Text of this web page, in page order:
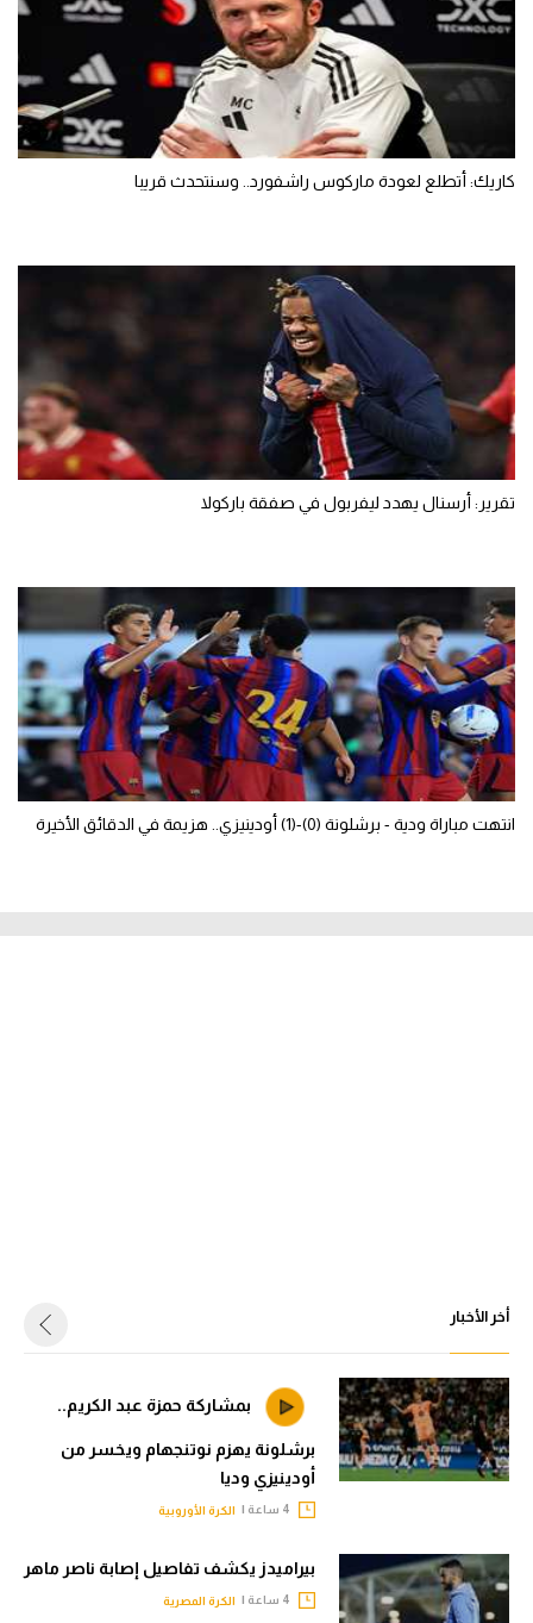
كاريك: أتطلع لعودة ماركوس راشفورد.. وسنتحدث قريبا
تقرير: أرسنال يهدد ليفربول في صفقة باركولا
انتهت مباراة ودية - برشلونة (0)-(1) أودينيزي.. هزيمة في الدقائق الأخيرة
أخر الأخبار
بمشاركة حمزة عبد الكريم..
برشلونة يهزم نوتنجهام ويخسر من
أودينيزي وديا
الكرة الأوروبية
بيراميدز يكشف تفاصيل إصابة ناصر ماهر
الكرة المصرية